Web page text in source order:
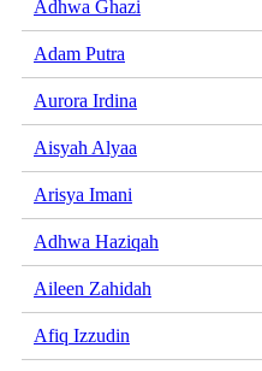
Adhwa Ghazi
Adam Putra
Aurora Irdina
Aisyah Alyaa
Arisya Imani
Adhwa Haziqah
Aileen Zahidah
Afiq Izzudin